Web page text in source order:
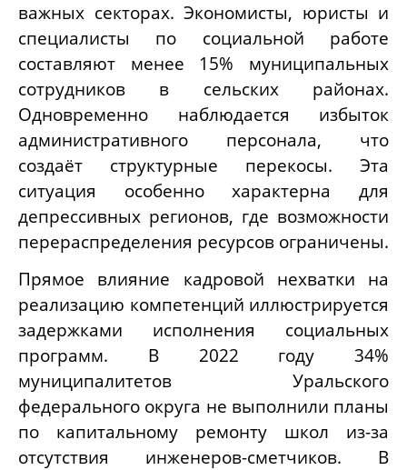
важных секторах. Экономисты, юристы и
специалисты по социальной работе
составляют менее 15% муниципальных
сотрудников в сельских районах.
Одновременно наблюдается избыток
административного персонала, что
создаёт структурные перекосы. Эта
ситуация особенно характерна для
депрессивных регионов, где возможности
перераспределения ресурсов ограничены.
Прямое влияние кадровой нехватки на
реализацию компетенций иллюстрируется
задержками исполнения социальных
программ. В 2022 году 34%
муниципалитетов Уральского
федерального округа не выполнили планы
по капитальному ремонту школ из-за
отсутствия инженеров-сметчиков. В